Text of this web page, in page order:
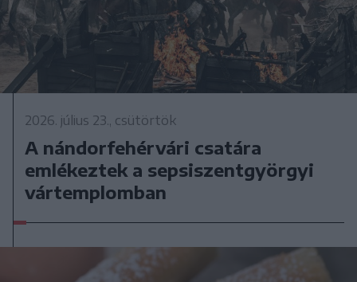
2026. július 23., csütörtök
A nándorfehérvári csatára
emlékeztek a sepsiszentgyörgyi
vártemplomban